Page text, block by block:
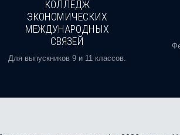
КОЛЛЕДЖ
ЭКОНОМИЧЕСКИХ
МЕЖДУНАРОДНЫХ
СВЯЗЕЙ
Для выпускников 9 и 11 классов.